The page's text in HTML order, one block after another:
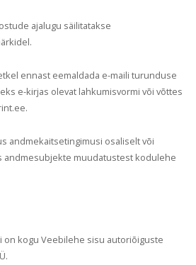
ajalugu säilitatakse
ennast eemaldada e-maili turunduse
e-kirjas olevat lahkumisvormi või võttes
andmekaitsetingimusi osaliselt või
andmesubjekte muudatustest kodulehe
on kogu Veebilehe sisu autoriõiguste